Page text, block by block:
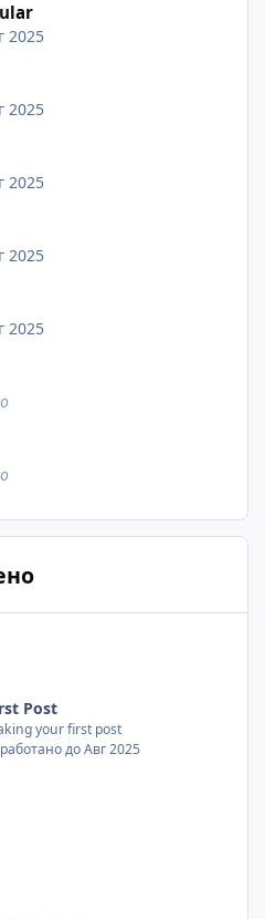
2025
2025
2025
2025
2025
Post
your first post
до Авг 2025